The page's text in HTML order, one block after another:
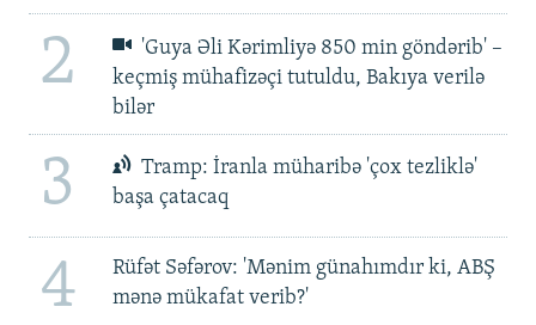
2
'Guya Əli Kərimliyə 850 min göndərib' –
keçmiş mühafizəçi tutuldu, Bakıya verilə
bilər
3
Tramp: İranla müharibə 'çox tezliklə'
başa çatacaq
4
Rüfət Səfərov: 'Mənim günahımdır ki, ABŞ
mənə mükafat verib?'